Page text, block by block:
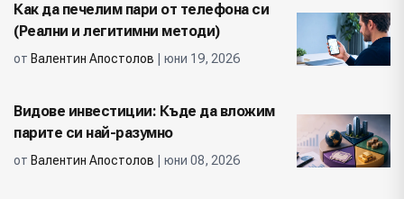
Как да печелим пари от телефона си
(Реални и легитимни методи)
от Валентин Апостолов | юни 19, 2026
Видове инвестиции: Къде да вложим
парите си най-разумно
от Валентин Апостолов | юни 08, 2026